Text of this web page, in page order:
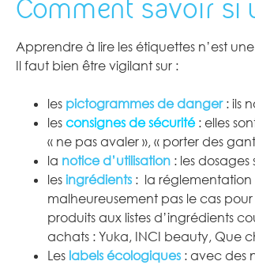
Comment savoir si
Apprendre à lire les étiquettes n’est
Il faut bien être vigilant sur :
les pictogrammes de danger: ils
les consignes de sécurité : elles
« ne pas avaler », « porter des
la notice d’utilisation : les
les ingrédients : la réglementation
malheureusement pas le cas
produits aux listes d’ingrédients
achats : Yuka, INCI beauty, Que
Les labels écologiques : avec des